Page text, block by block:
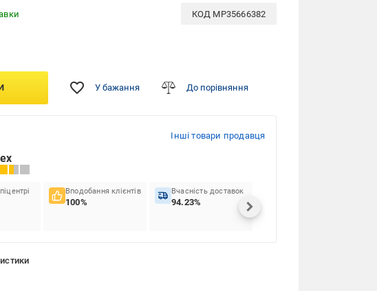
КОД MP35666382
У бажання До порівняння
Інші товари продавця
Вподобання клієнтів
100%
Вчасність доставок
94.23%